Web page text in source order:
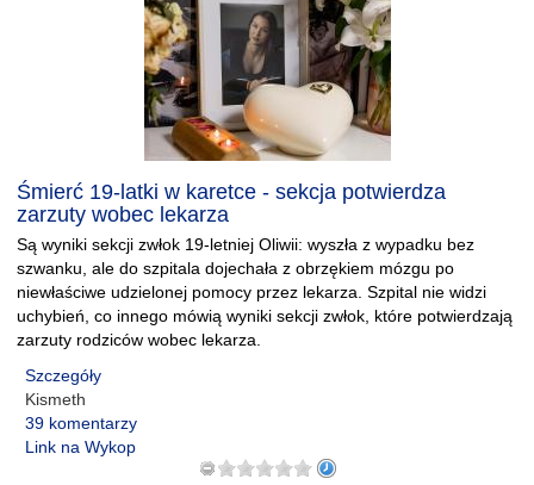
Śmierć 19-latki w karetce - sekcja potwierdza
zarzuty wobec lekarza
Są wyniki sekcji zwłok 19-letniej Oliwii: wyszła z wypadku bez
szwanku, ale do szpitala dojechała z obrzękiem mózgu po
niewłaściwe udzielonej pomocy przez lekarza. Szpital nie widzi
uchybień, co innego mówią wyniki sekcji zwłok, które potwierdzają
zarzuty rodziców wobec lekarza.
Szczegóły
Kismeth
39 komentarzy
Link na Wykop